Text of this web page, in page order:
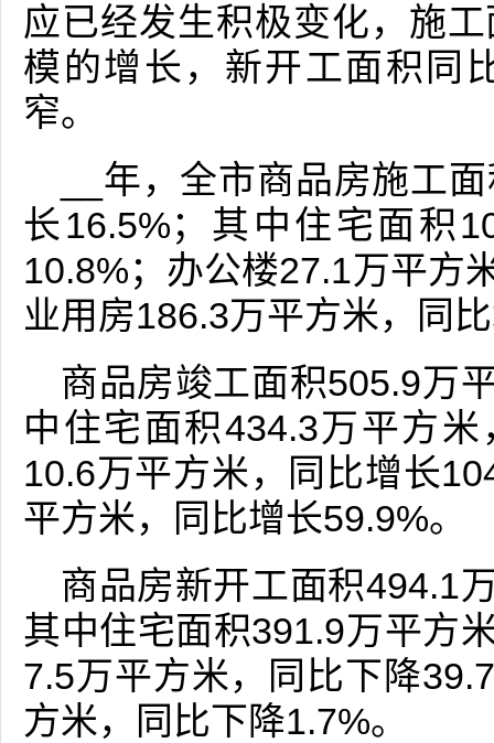
应已经发生积极变化，施
模的增长，新开工面积同
窄。
__年，全市商品房施工
长16.5%；其中住宅面积
10.8%；办公楼27.1万平方
业用房186.3万平方米，同
商品房竣工面积505.9万
中住宅面积434.3万平方
10.6万平方米，同比增长
平方米，同比增长59.9%。
商品房新开工面积494.1
其中住宅面积391.9万平方
7.5万平方米，同比下降
方米，同比下降1.7%。